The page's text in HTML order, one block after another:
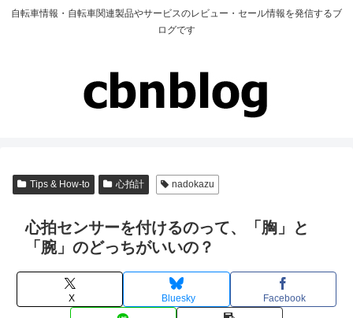
自転車情報・自転車関連製品やサービスのレビュー・セール情報を発信するブ
ログです
Tips & How-to 心拍計 nadokazu
心拍センサーを付けるのって、「胸」と
「腕」のどっちがいいの？
X Bluesky Facebook